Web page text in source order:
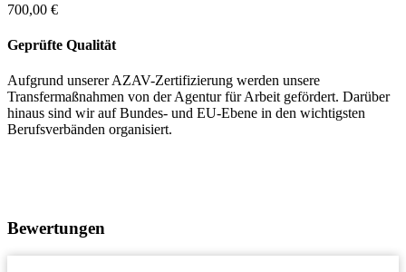
700,00 €
Geprüfte Qualität
Aufgrund unserer AZAV-Zertifizierung werden unsere
Transfermaßnahmen von der Agentur für Arbeit gefördert. Darüber
hinaus sind wir auf Bundes- und EU-Ebene in den wichtigsten
Berufsverbänden organisiert.
Bewertungen